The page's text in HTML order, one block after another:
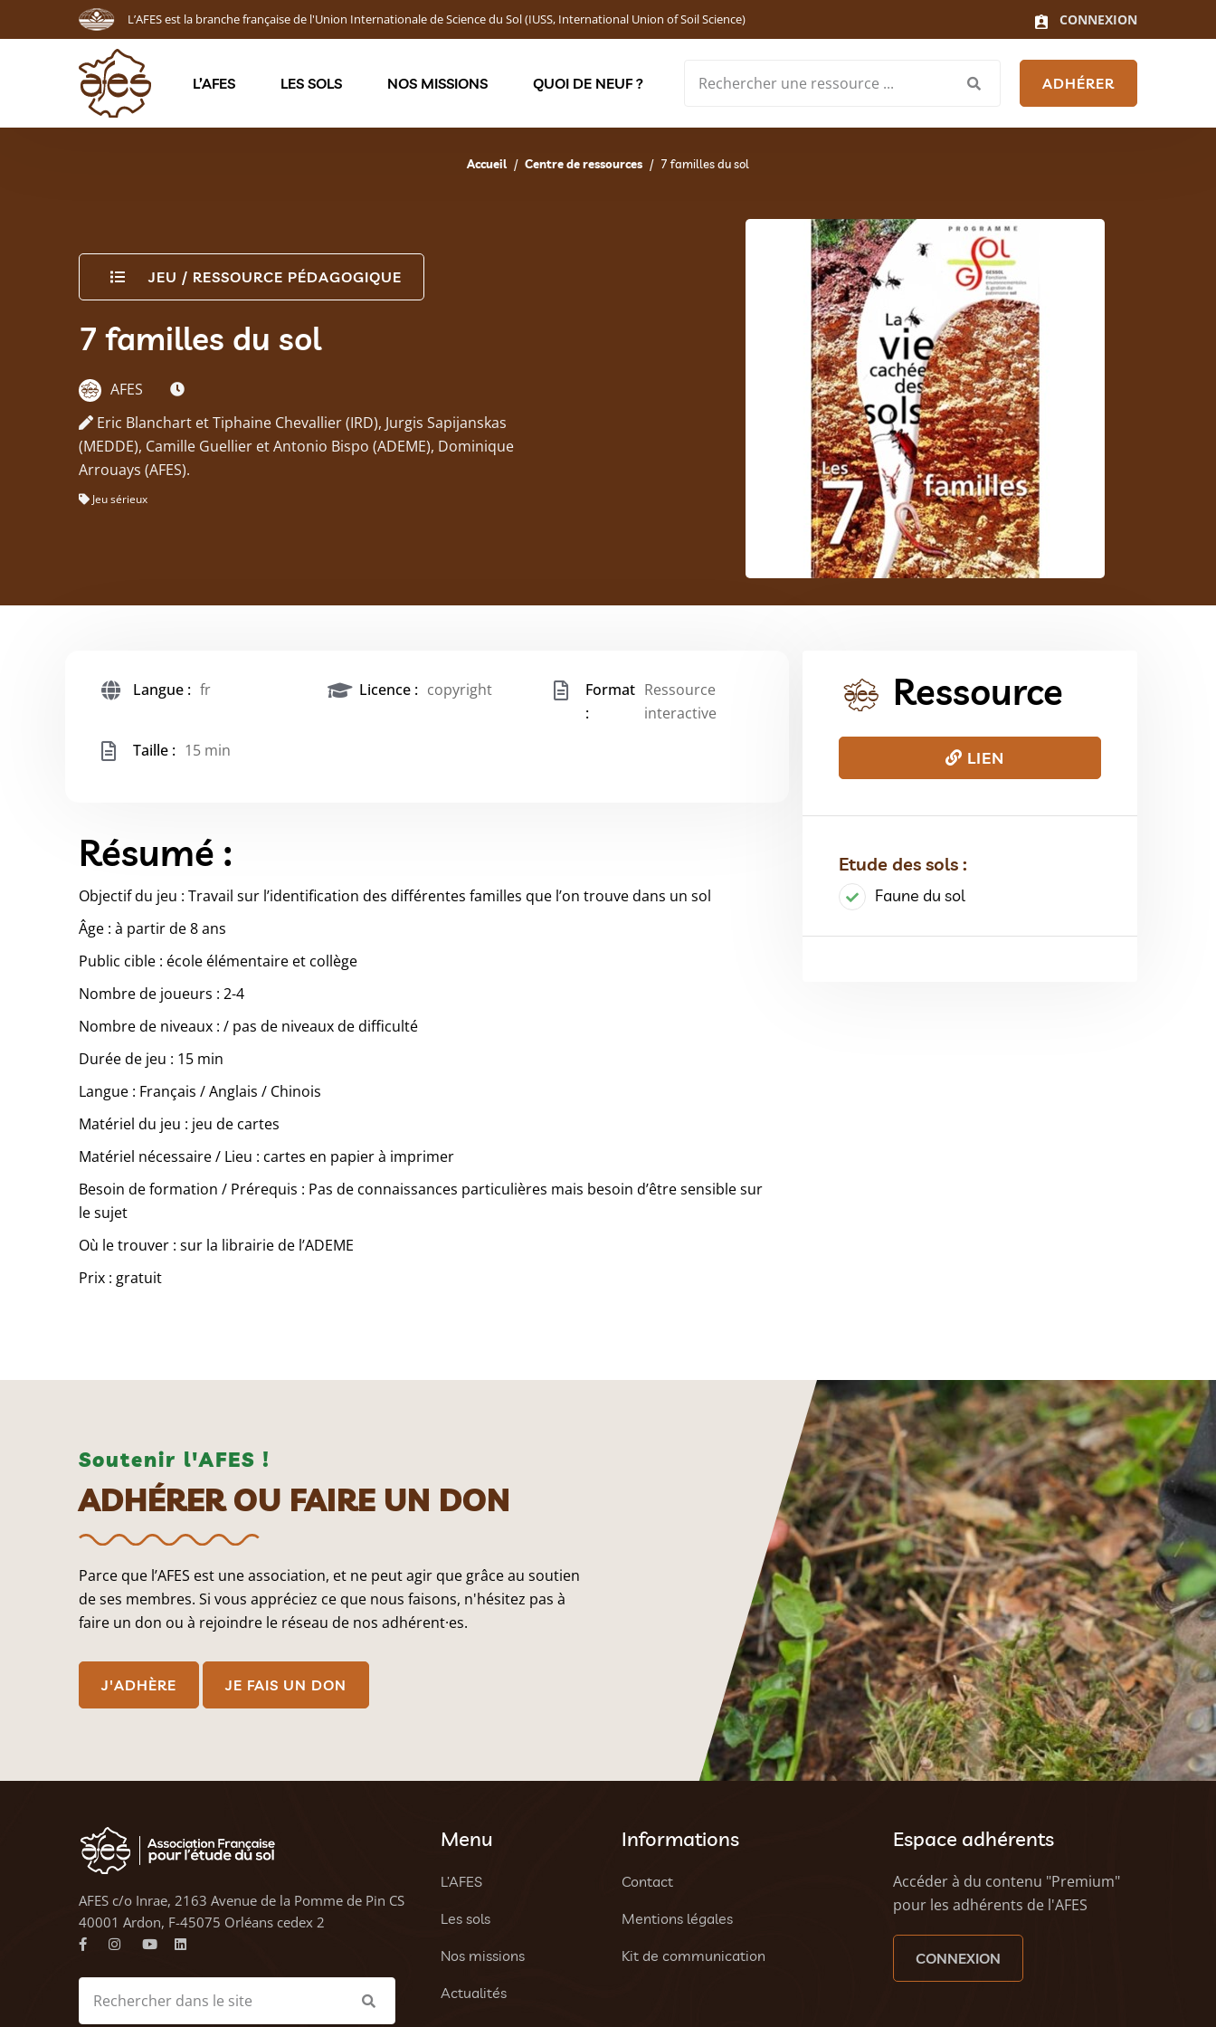
L’AFES est la branche française de l'Union Internationale de Science du Sol (IUSS, International Union of Soil Science) CONNEXION
L’AFES LES SOLS NOS MISSIONS QUOI DE NEUF ? ADHÉRER
Accueil Centre de ressources 7 familles du sol
JEU / RESSOURCE PÉDAGOGIQUE
7 familles du sol
AFES
Eric Blanchart et Tiphaine Chevallier (IRD), Jurgis Sapijanskas
(MEDDE), Camille Guellier et Antonio Bispo (ADEME), Dominique
Arrouays (AFES).
Jeu sérieux
Langue : fr Licence : copyright
Format
:
Ressource
interactive
Taille : 15 min
Résumé :
Objectif du jeu : Travail sur l’identification des différentes familles que l’on trouve dans un sol
Âge : à partir de 8 ans
Public cible : école élémentaire et collège
Nombre de joueurs : 2-4
Nombre de niveaux : / pas de niveaux de difficulté
Durée de jeu : 15 min
Langue : Français / Anglais / Chinois
Matériel du jeu : jeu de cartes
Matériel nécessaire / Lieu : cartes en papier à imprimer
Besoin de formation / Prérequis : Pas de connaissances particulières mais besoin d’être sensible sur
le sujet
Où le trouver : sur la librairie de l’ADEME
Prix : gratuit
Ressource
LIEN
Etude des sols :
Faune du sol
Soutenir l'AFES !
ADHÉRER OU FAIRE UN DON
Parce que l’AFES est une association, et ne peut agir que grâce au soutien
de ses membres. Si vous appréciez ce que nous faisons, n'hésitez pas à
faire un don ou à rejoindre le réseau de nos adhérent·es.
J'ADHÈRE JE FAIS UN DON
AFES c/o Inrae, 2163 Avenue de la Pomme de Pin CS
40001 Ardon, F-45075 Orléans cedex 2
Menu
L’AFES
Les sols
Nos missions
Actualités
Informations
Contact
Mentions légales
Kit de communication
Espace adhérents
Accéder à du contenu "Premium"
pour les adhérents de l'AFES
CONNEXION